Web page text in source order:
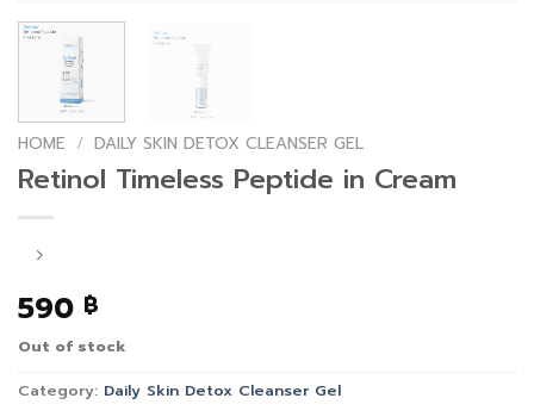
HOME / DAILY SKIN DETOX CLEANSER GEL
Retinol Timeless Peptide in Cream
590 ฿
Out of stock
Category: Daily Skin Detox Cleanser Gel